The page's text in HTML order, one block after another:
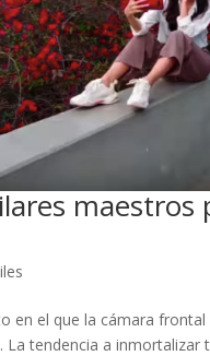
maestros
en el que la cámara
La tendencia a